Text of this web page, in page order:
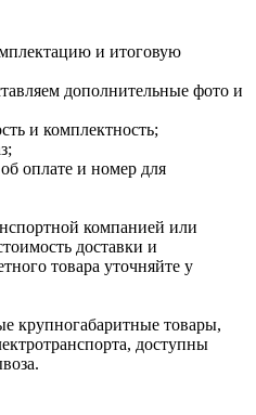
и итоговую
дополнительные фото и
и комплектность;
оплате и номер для
компанией или
доставки и
товара уточняйте у
крупногабаритные товары,
доступны